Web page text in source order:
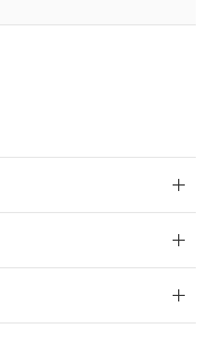
は、"個人情報
非含有証明書
での期間は出
ことから備考
庫切替を完了
とがない限
しておりま